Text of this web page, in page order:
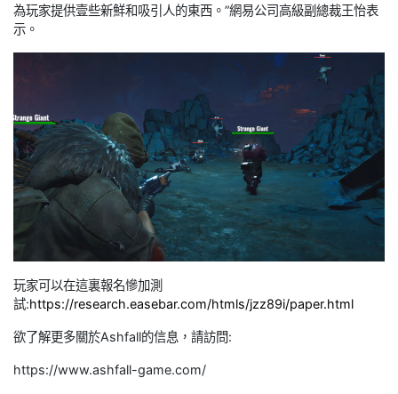
為玩家提供壹些新鮮和吸引人的東西。”網易公司高級副總裁王怡表
示。
玩家可以在這裏報名慘加測
試:https://research.easebar.com/htmls/jzz89i/paper.html
欲了解更多關於Ashfall的信息，請訪問:
https://www.ashfall-game.com/